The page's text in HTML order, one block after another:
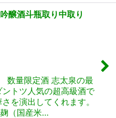
醸酒斗瓶取り中取り
量限定酒 志太泉の最
トツ人気の超高級酒で
を演出してくれます。
（国産米…